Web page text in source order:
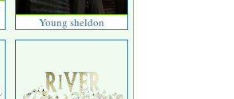
Young sheldon